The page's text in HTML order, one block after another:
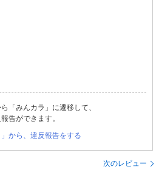
「みんカラ」に遷移して、
告ができます。
」から、違反報告をする
次のレビュー